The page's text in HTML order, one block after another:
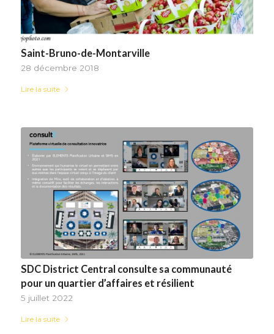
Saint-Bruno-de-Montarville
28 décembre 2018
Lire la suite
SDC District Central consulte sa communauté
pour un quartier d’affaires et résilient
5 juillet 2022
Lire la suite